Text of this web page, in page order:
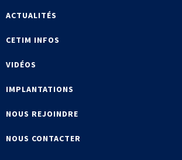
ACTUALITÉS
CETIM INFOS
VIDÉOS
IMPLANTATIONS
NOUS REJOINDRE
NOUS CONTACTER